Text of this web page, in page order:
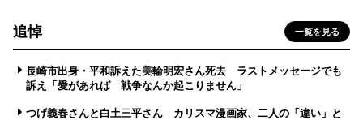
追悼 一覧を見る
長崎市出身・平和訴えた美輪明宏さん死去 ラストメッセージでも
訴え「愛があれば 戦争なんか起こりません」
つげ義春さんと白土三平さん カリスマ漫画家、二人の「違い」と